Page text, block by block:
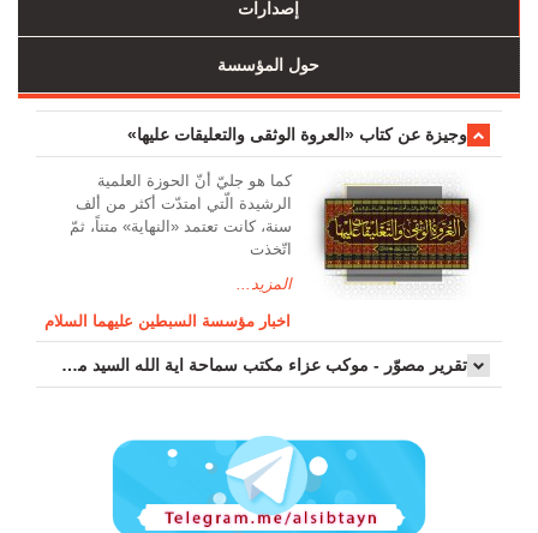
إصدارات
حول المؤسسة
وجیزة عن کتاب «العروة الوثقی والتعلیقات علیها»
کما هو جليّ أنّ الحوزة العلمیة
الرشیدة الّتي امتدّت أكثر من ألف
سنة، كانت تعتمد «النهاية» متناً، ثمّ
اتّخذت
المزيد...
اخبار مؤسسة السبطين عليهما السلام
تقرير مصوّر - موكب عزاء مکتب سماحة اية الله السيد مرتضى الموسوي الاصفهاني في يوم إستشهاد السيدة فاطم...